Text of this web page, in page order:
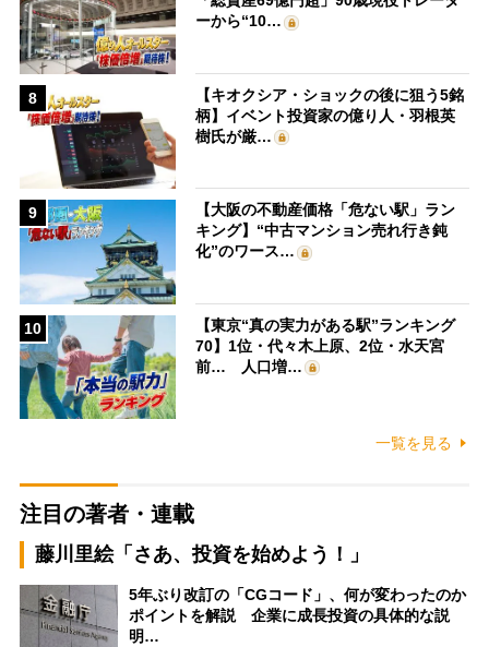
ーから“10…
8
【キオクシア・ショックの後に狙う5銘
柄】イベント投資家の億り人・羽根英
樹氏が厳…
9
【大阪の不動産価格「危ない駅」ラン
キング】“中古マンション売れ行き鈍
化”のワース…
10
【東京“真の実力がある駅”ランキング
70】1位・代々木上原、2位・水天宮
前… 人口増…
一覧を見る
注目の著者・連載
藤川里絵「さあ、投資を始めよう！」
5年ぶり改訂の「CGコード」、何が変わったのか
ポイントを解説 企業に成長投資の具体的な説
明…